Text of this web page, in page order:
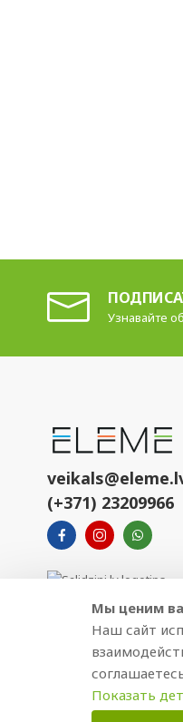
Узнавайте
(+371) 23209966
Мы ценим
Наш сайт
Показать